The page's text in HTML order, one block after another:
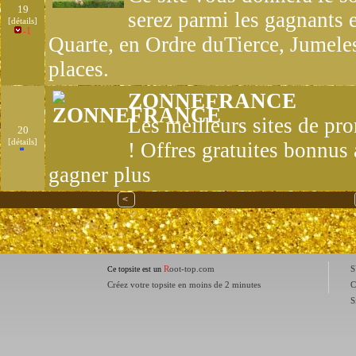
19
[détails]
-1
serez parmi les
Quarte, en Ordre duTierce,
places.
20
[détails]
ZONNEFRANCE
Les meilleurs sites de
! Offres gratuites bonnus
gagner plus
<
Ce topsite est un Root-top.com
Créez votre topsite en moins de 2 minutes